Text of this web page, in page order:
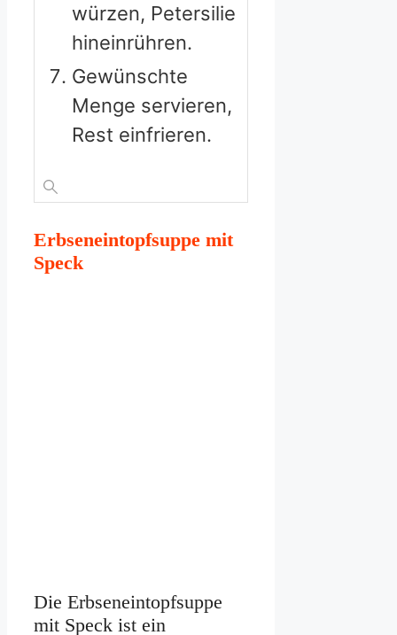
würzen, Petersilie
hineinrühren.
Gewünschte
Menge servieren,
Rest einfrieren.
Erbseneintopfsuppe mit
Speck
Die Erbseneintopfsuppe
mit Speck ist ein